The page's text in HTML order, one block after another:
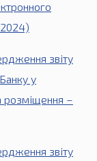
звіту
у
розміщення –
звіту